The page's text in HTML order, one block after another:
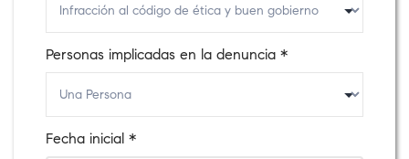
Personas implicadas en la denuncia *
Fecha inicial *